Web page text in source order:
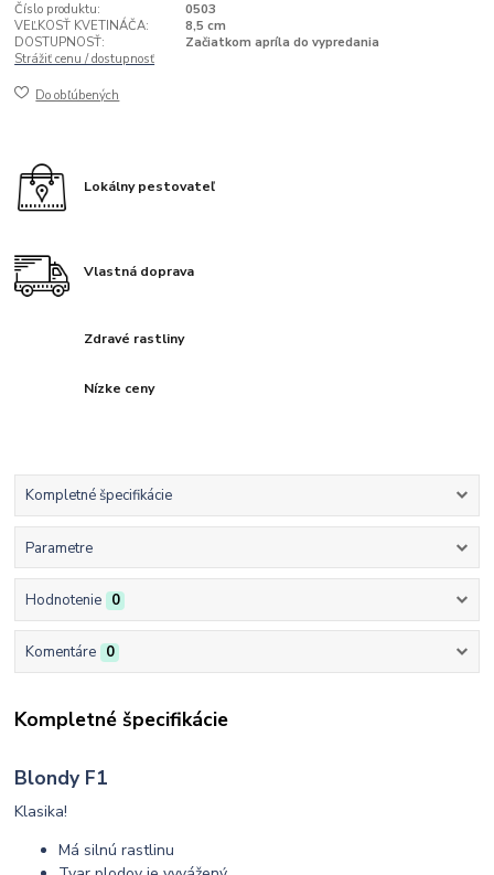
Číslo produktu:
0503
VEĽKOSŤ KVETINÁČA:
8,5 cm
DOSTUPNOSŤ:
Začiatkom apríla do vypredania
Strážiť cenu / dostupnosť
Do obľúbených
Lokálny pestovateľ
Vlastná doprava
Zdravé rastliny
Nízke ceny
Kompletné špecifikácie
Parametre
Hodnotenie 0
Komentáre 0
Kompletné špecifikácie
Blondy F1
Klasika!
Má silnú rastlinu